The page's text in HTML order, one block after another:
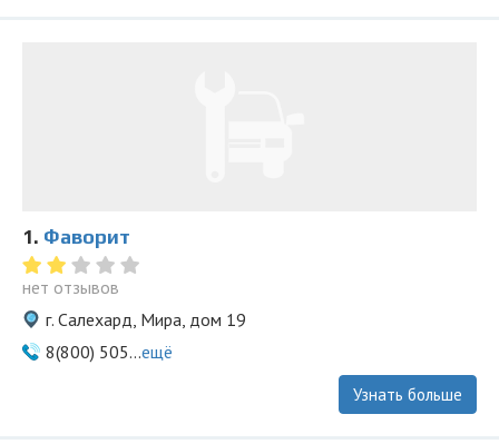
1. Фаворит
нет отзывов
г. Салехард, Мира, дом 19
8(800) 505...ещё
Узнать больше